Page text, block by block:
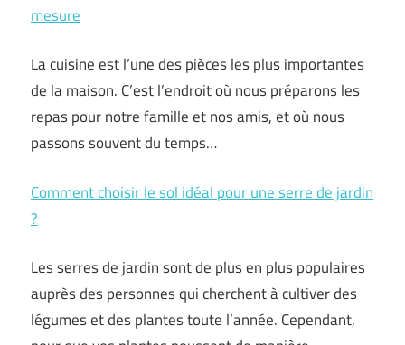
mesure
La cuisine est l’une des pièces les plus importantes
de la maison. C’est l’endroit où nous préparons les
repas pour notre famille et nos amis, et où nous
passons souvent du temps…
Comment choisir le sol idéal pour une serre de jardin
?
Les serres de jardin sont de plus en plus populaires
auprès des personnes qui cherchent à cultiver des
légumes et des plantes toute l’année. Cependant,